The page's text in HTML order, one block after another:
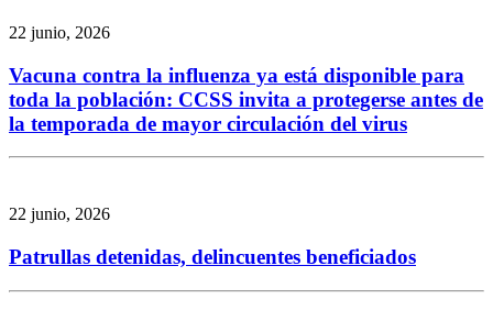
22 junio, 2026
Vacuna contra la influenza ya está disponible para
toda la población: CCSS invita a protegerse antes de
la temporada de mayor circulación del virus
22 junio, 2026
Patrullas detenidas, delincuentes beneficiados